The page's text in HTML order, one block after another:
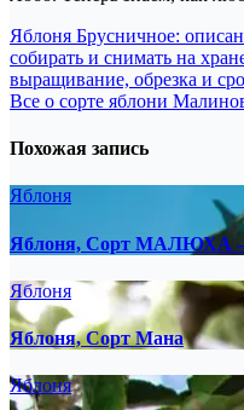
Навигация
по
записям
Яблоня Брусничное:
собирать и снимать на
выращивание, обрезка и
Все о сорте яблони
Похожая запись
Яблоня
Яблоня, Сорт
Яблоня
Яблоня, Сорт Мана
Яблоня